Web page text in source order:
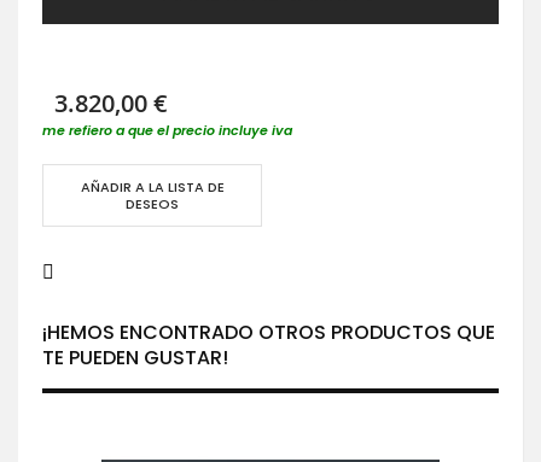
3.820,00 €
me refiero a que el precio incluye iva
AÑADIR A LA LISTA DE
DESEOS
¡HEMOS ENCONTRADO OTROS PRODUCTOS QUE
TE PUEDEN GUSTAR!